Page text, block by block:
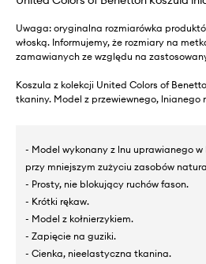
Uwaga: oryginalna rozmiarówka
włoską. Informujemy, że rozmiary na
zamawianych ze względu na
Koszula z kolekcji United Colors of
tkaniny. Model z przewiewnego, lnianego
- Model wykonany z lnu uprawianego
przy mniejszym zużyciu zasobów
- Prosty, nie blokujący ruchów fason.
- Krótki rękaw.
- Model z kołnierzykiem.
- Zapięcie na guziki.
- Cienka, nieelastyczna tkanina.